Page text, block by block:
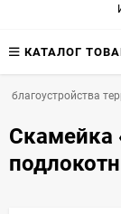
КАТАЛОГ
Скамейка